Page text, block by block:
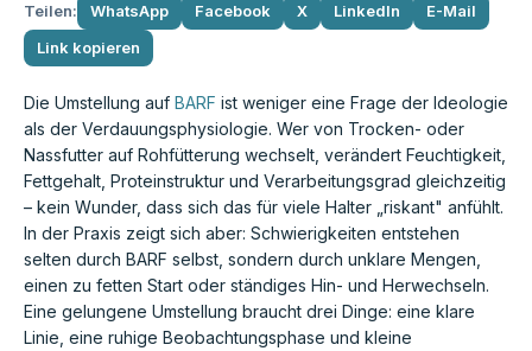
Teilen: WhatsApp Facebook X LinkedIn
E-Mail
Link kopieren
Die Umstellung auf BARF ist weniger eine Frage der Ideologie
als der Verdauungsphysiologie. Wer von Trocken- oder
Nassfutter auf Rohfütterung wechselt, verändert Feuchtigkeit,
Fettgehalt, Proteinstruktur und Verarbeitungsgrad gleichzeitig
– kein Wunder, dass sich das für viele Halter „riskant" anfühlt.
In der Praxis zeigt sich aber: Schwierigkeiten entstehen
selten durch BARF selbst, sondern durch unklare Mengen,
einen zu fetten Start oder ständiges Hin- und Herwechseln.
Eine gelungene Umstellung braucht drei Dinge: eine klare
Linie, eine ruhige Beobachtungsphase und kleine